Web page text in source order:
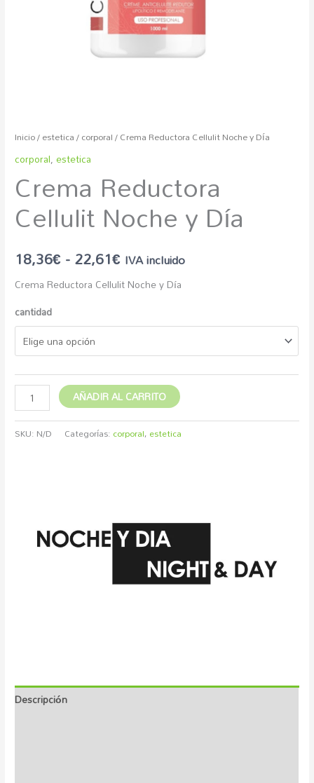
Inicio/estetica/corporal/ Crema Reductora Cellulit Noche y Día
corporal,estetica
Crema Reductora
Cellulit Noche y Día
18,36€-22,61€ IVA incluido
Crema Reductora Cellulit Noche y Día
cantidad
AÑADIR AL CARRITO
SKU: N/D Categorías: corporal, estetica
Descripción